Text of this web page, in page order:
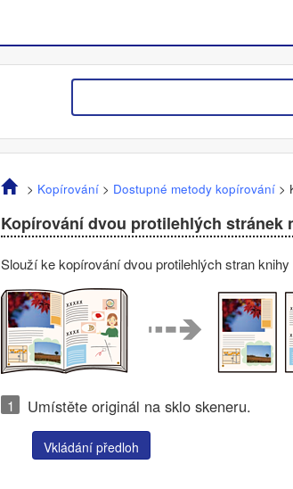
> Kopírování> Dostupné metody kopírování>
Kopírování dvou protilehlých stránek
Slouží ke kopírování dvou protilehlých stran
Umístěte originál na sklo skeneru.
Vkládání předloh